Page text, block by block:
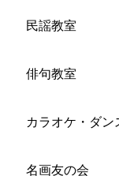
民謡教室
俳句教室
カラオケ・ダン
名画友の会